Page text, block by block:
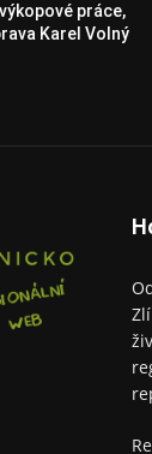
práce,
Karel Volný